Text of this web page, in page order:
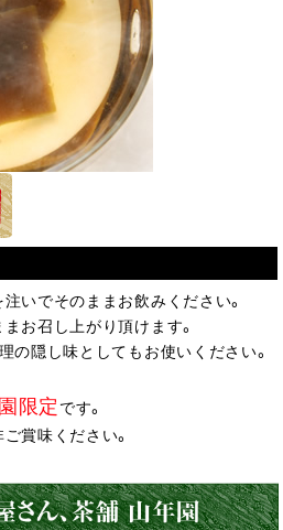
いでそのままお飲みください。
お召し上がり頂けます。
の隠し味としてもお使いください。
限定 です。
賞味ください。